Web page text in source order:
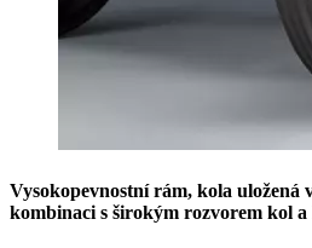
Vysokopevnostní rám, kola uložená
kombinaci s širokým rozvorem kol